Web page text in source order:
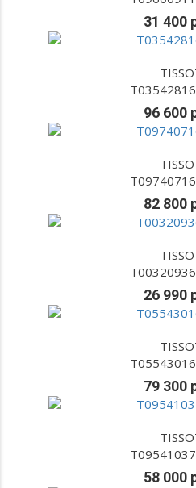
31 400
96 600
82 800
26 990
79 300
58 000